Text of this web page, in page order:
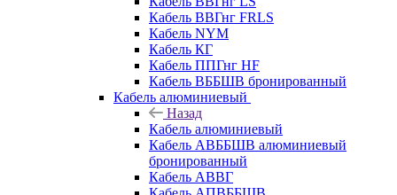
Кабель ВВГнг FRLS
Кабель NYM
Кабель КГ
Кабель ППГнг HF
Кабель ВББШВ бронированный
Кабель алюминиевый
Назад
Кабель алюминиевый
Кабель АВББШВ алюминиевый
бронированный
Кабель АВВГ